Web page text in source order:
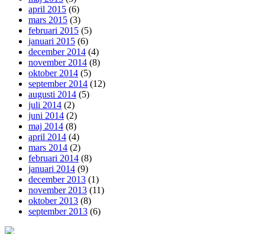
april 2015 (6)
mars 2015 (3)
februari 2015 (5)
januari 2015 (6)
december 2014 (4)
november 2014 (8)
oktober 2014 (5)
september 2014 (12)
augusti 2014 (5)
juli 2014 (2)
juni 2014 (2)
maj 2014 (8)
april 2014 (4)
mars 2014 (2)
februari 2014 (8)
januari 2014 (9)
december 2013 (1)
november 2013 (11)
oktober 2013 (8)
september 2013 (6)